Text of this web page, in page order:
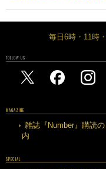
毎日6時・11時
FOLLOW US
MAGAZINE
雑誌『Number』購読の
内
SPECIAL